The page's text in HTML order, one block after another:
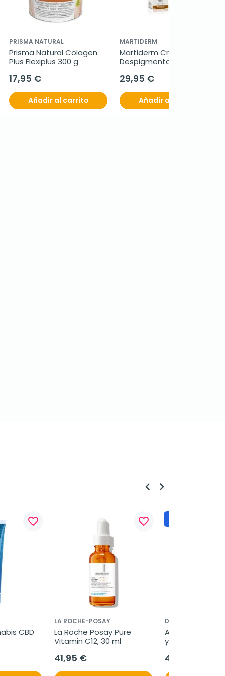
PRISMA NATURAL
Prisma Natural Colagen
Plus Flexiplus 300 g
17,95 €
Añadir al carrito
MARTIDERM
Martiderm Crema
Despigmentante FPS
29,95 €
Añadir al carrito
favorite_border
CBD
favorite_border
LA ROCHE-POSAY
La Roche Posay Pure
Vitamin C12, 30 ml
41,95 €
DR ARTURO ALBA
Arturo Alba
y Luminosidad
43,35 €
keyboard_arrow_left keyboard_arrow_right